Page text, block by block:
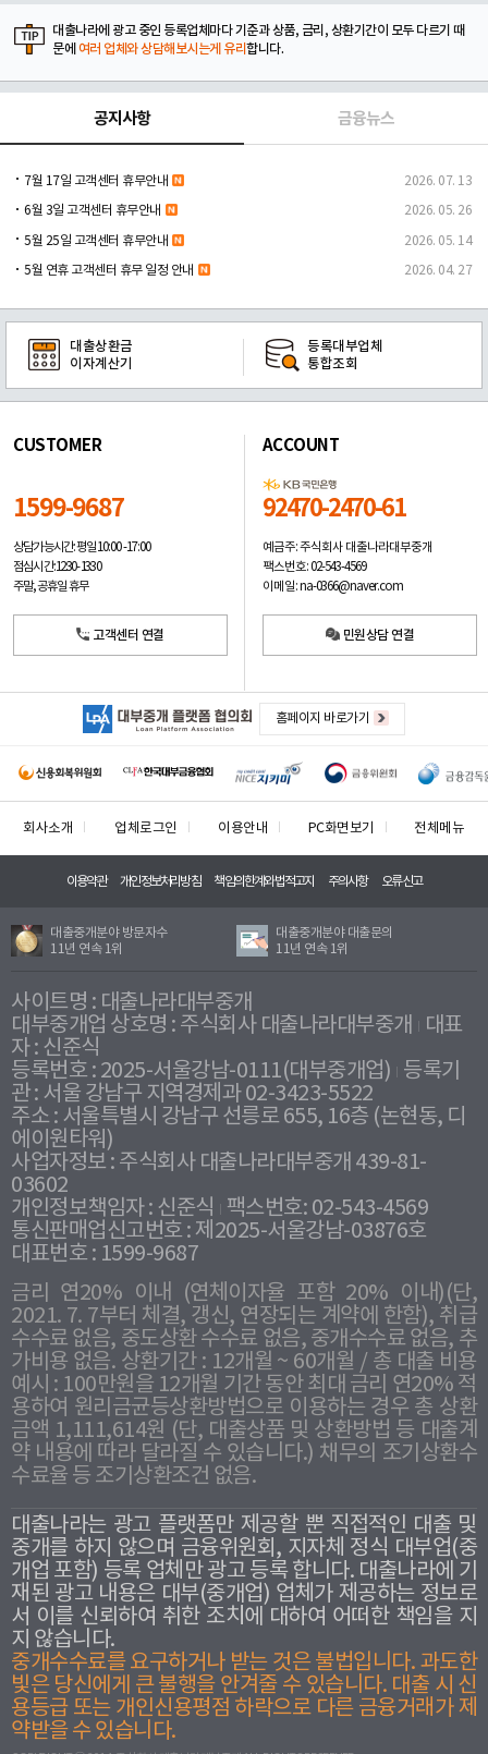
대출나라에 광고 중인 등록업체마다 기준과 상품, 금리, 상환기간이 모두 다르기 때
문에 여러 업체와 상담해보시는게 유리합니다.
공지사항 금융뉴스
7월 17일 고객센터 휴무안내 2026. 07. 13
6월 3일 고객센터 휴무안내 2026. 05. 26
5월 25일 고객센터 휴무안내 2026. 05. 14
5월 연휴 고객센터 휴무 일정 안내 2026. 04. 27
대출상환금
이자계산기
등록대부업체
통합조회
CUSTOMER
1599-9687
상담가능시간: 평일10:00 -17:00
점심시간: 12:30 - 13:30
주말, 공휴일 휴무
고객센터 연결
ACCOUNT
92470-2470-61
예금주: 주식회사 대출나라대부중개
팩스번호: 02-543-4569
이메일: na-0366@naver.com
민원상담 연결
홈페이지 바로가기
회사소개 업체로그인 이용안내 PC화면보기 전체메뉴
이용약관 개인정보처리방침 책임의한계와법적고지 주의사항 오류신고
대출중개분야 방문자수
11년 연속 1위
대출중개분야 대출문의
11년 연속 1위
사이트명 : 대출나라대부중개
대부중개업 상호명 : 주식회사 대출나라대부중개
대표
자 : 신준식
등록번호 : 2025-서울강남-0111(대부중개업) 등록기
관 : 서울 강남구 지역경제과 02-3423-5522
주소 : 서울특별시 강남구 선릉로 655, 16층 (논현동, 디
에이원타워)
사업자정보 : 주식회사 대출나라대부중개 439-81-
03602
개인정보책임자 : 신준식
팩스번호: 02-543-4569
통신판매업신고번호 : 제2025-서울강남-03876호
대표번호 : 1599-9687
금리 연20% 이내 (연체이자율 포함 20% 이내)(단,
2021. 7. 7부터 체결, 갱신, 연장되는 계약에 한함), 취급
수수료 없음, 중도상환 수수료 없음, 중개수수료 없음, 추
가비용 없음. 상환기간 : 12개월 ~ 60개월 / 총 대출 비용
예시 : 100만원을 12개월 기간 동안 최대 금리 연20% 적
용하여 원리금균등상환방법으로 이용하는 경우 총 상환
금액 1,111,614원 (단, 대출상품 및 상환방법 등 대출계
약 내용에 따라 달라질 수 있습니다.) 채무의 조기상환수
수료율 등 조기상환조건 없음.
대출나라는 광고 플랫폼만 제공할 뿐 직접적인 대출 및
중개를 하지 않으며 금융위원회, 지자체 정식 대부업(중
개업 포함) 등록 업체만 광고 등록 합니다. 대출나라에 기
재된 광고 내용은 대부(중개업) 업체가 제공하는 정보로
서 이를 신뢰하여 취한 조치에 대하여 어떠한 책임을 지
지 않습니다.
중개수수료를 요구하거나 받는 것은 불법입니다. 과도한
빛은 당신에게 큰 불행을 안겨줄 수 있습니다. 대출 시 신
용등급 또는 개인신용평점 하락으로 다른 금융거래가 제
약받을 수 있습니다.